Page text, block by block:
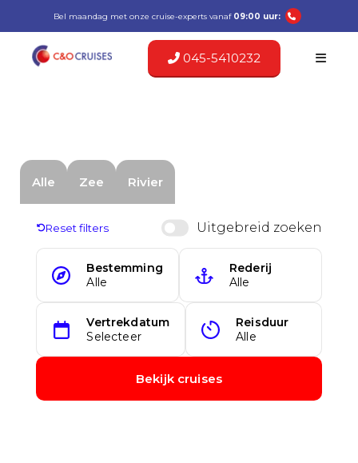
Bel maandag met onze cruise-experts vanaf 09:00 uur:
045-5410232